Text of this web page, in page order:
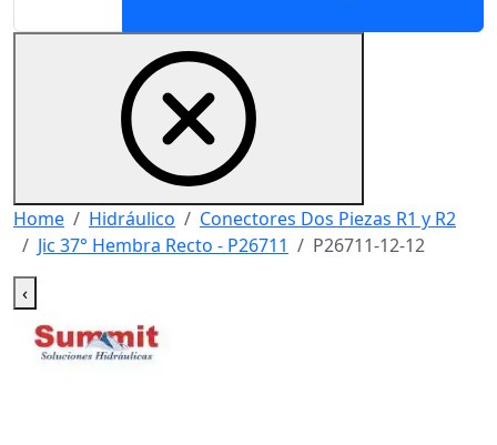
Home Hidráulico
Conectores Dos Piezas R1 y R2
Jic 37° Hembra Recto - P26711
P26711-12-12
‹